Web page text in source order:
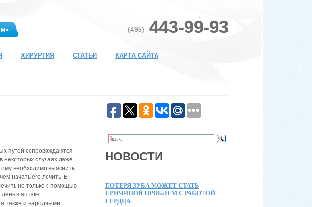
(495) 443-99-93
ХИРУРГИЯ СТАТЬИ
КАРТА САЙТА
путей сопровождаются
случаях даже
необходимо выяснить
начать его лечить. В
не только с помощью
в аптеке
также и народными
НОВОСТИ
ПОТЕРЯ ЗУБА МОЖЕТ СТАТЬ
ПРИЧИНОЙ ПРОБЛЕМ С РАБОТОЙ
СЕРДЦА